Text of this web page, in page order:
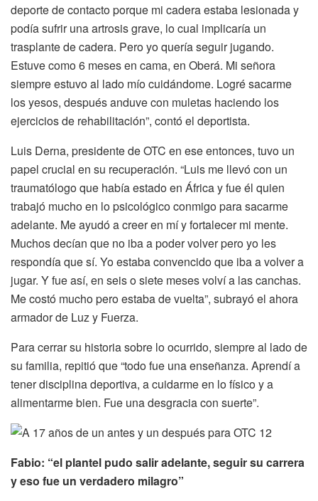
deporte de contacto porque mi cadera estaba lesionada y
podía sufrir una artrosis grave, lo cual implicaría un
trasplante de cadera. Pero yo quería seguir jugando.
Estuve como 6 meses en cama, en Oberá. Mi señora
siempre estuvo al lado mío cuidándome. Logré sacarme
los yesos, después anduve con muletas haciendo los
ejercicios de rehabilitación”, contó el deportista.
Luis Derna, presidente de OTC en ese entonces, tuvo un
papel crucial en su recuperación. “Luis me llevó con un
traumatólogo que había estado en África y fue él quien
trabajó mucho en lo psicológico conmigo para sacarme
adelante. Me ayudó a creer en mí y fortalecer mi mente.
Muchos decían que no iba a poder volver pero yo les
respondía que sí. Yo estaba convencido que iba a volver a
jugar. Y fue así, en seis o siete meses volví a las canchas.
Me costó mucho pero estaba de vuelta”, subrayó el ahora
armador de Luz y Fuerza.
Para cerrar su historia sobre lo ocurrido, siempre al lado de
su familia, repitió que “todo fue una enseñanza. Aprendí a
tener disciplina deportiva, a cuidarme en lo físico y a
alimentarme bien. Fue una desgracia con suerte”.
Fabio: “el plantel pudo salir adelante, seguir su carrera
y eso fue un verdadero milagro”